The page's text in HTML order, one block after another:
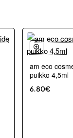
am eco
puikko 4,5ml
6.80€